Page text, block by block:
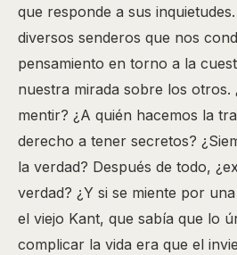
que responde a sus
diversos senderos que nos
pensamiento en torno a la
nuestra mirada sobre los otros.
mentir? ¿A quién hacemos la
derecho a tener secretos?
la verdad? Después de todo,
verdad? ¿Y si se miente por
el viejo Kant, que sabía que lo
complicar la vida era que el